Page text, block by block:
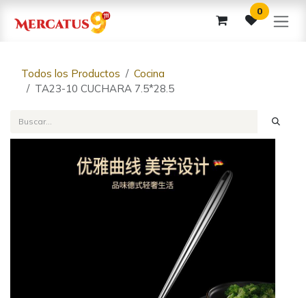
0
Todos los Productos
Cocina
TA23-10 CUCHARA 7.5*28.5